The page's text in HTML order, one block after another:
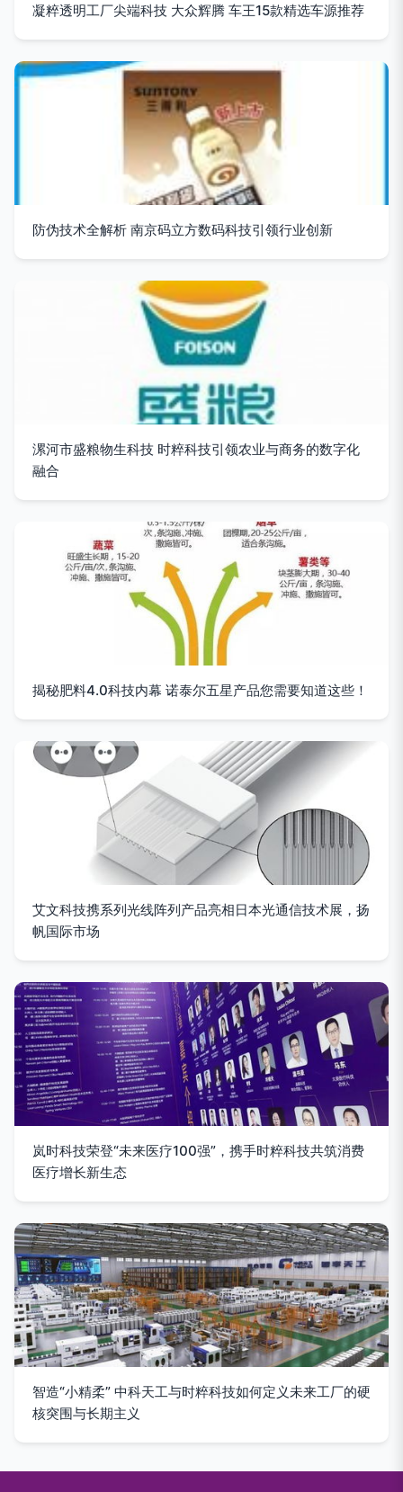
凝粹透明工厂尖端科技 大众辉腾 车王15款精选车源推荐
防伪技术全解析 南京码立方数码科技引领行业创新
漯河市盛粮物生科技 时粹科技引领农业与商务的数字化
融合
揭秘肥料4.0科技内幕 诺泰尔五星产品您需要知道这些！
艾文科技携系列光线阵列产品亮相日本光通信技术展，扬
帆国际市场
岚时科技荣登“未来医疗100强”，携手时粹科技共筑消费
医疗增长新生态
智造“小精柔” 中科天工与时粹科技如何定义未来工厂的硬
核突围与长期主义